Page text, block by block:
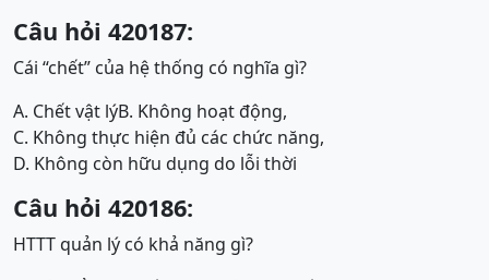
Câu hỏi 420187:
Cái “chết” của hệ thống có nghĩa gì?
A. Chết vật lýB. Không hoạt động,
C. Không thực hiện đủ các chức năng,
D. Không còn hữu dụng do lỗi thời
Câu hỏi 420186:
HTTT quản lý có khả năng gì?